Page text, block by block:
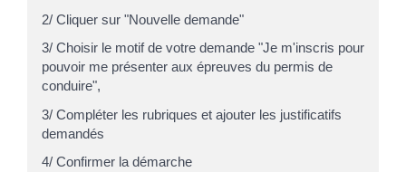
2/ Cliquer sur "Nouvelle demande"
3/ Choisir le motif de votre demande "Je m'inscris pour
pouvoir me présenter aux épreuves du permis de
conduire",
3/ Compléter les rubriques et ajouter les justificatifs
demandés
4/ Confirmer la démarche